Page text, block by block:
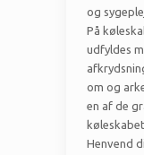
og
På
udfyldes
om og
en af de
Henvend